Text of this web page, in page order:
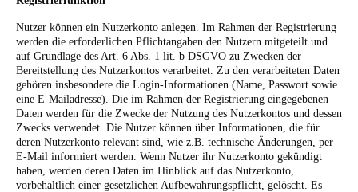
Nutzer können ein Nutzerkonto anlegen. Im Rahmen der Registrierung
werden die erforderlichen Pflichtangaben den Nutzern mitgeteilt und
auf Grundlage des Art. 6 Abs. 1 lit. b DSGVO zu Zwecken der
Bereitstellung des Nutzerkontos verarbeitet. Zu den verarbeiteten Daten
gehören insbesondere die Login-Informationen (Name, Passwort sowie
eine E-Mailadresse). Die im Rahmen der Registrierung eingegebenen
Daten werden für die Zwecke der Nutzung des Nutzerkontos und dessen
Zwecks verwendet. Die Nutzer können über Informationen, die für
deren Nutzerkonto relevant sind, wie z.B. technische Änderungen, per
E-Mail informiert werden. Wenn Nutzer ihr Nutzerkonto gekündigt
haben, werden deren Daten im Hinblick auf das Nutzerkonto,
vorbehaltlich einer gesetzlichen Aufbewahrungspflicht, gelöscht. Es